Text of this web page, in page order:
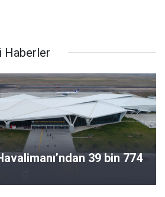
Haberler
39 bin 774